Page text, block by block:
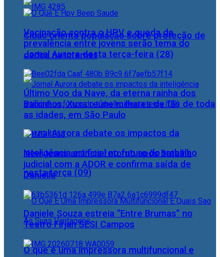
Cidac orienta população sobre proteção de
dados na internet
Jornal Aurora debate os impactos da
inteligência artificial no futuro do trabalho
nesta terça (09)
O que é uma impressora multifuncional e
Vacinação contra o HPV e queda da
prevalência entre jovens serão tema do
Jornal Aurora desta terça-feira (28)
Último Voo da Nave, da eterna rainha dos
Baixinhos, Xuxa reúne milhares de fãs de toda
as idades, em São Paulo
NewJeans anuncia retorno após batalha
judicial com a ADOR e confirma saída de
Danielle
Daniele Souza estreia “Entre Brumas” no
Teatro Firjan SESI Campos